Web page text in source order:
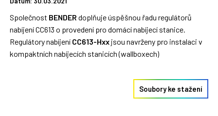
Společnost BENDER doplňuje úspěšnou řadu regulátorů
nabíjení CC613 o provedení pro domácí nabíjecí stanice.
Regulátory nabíjení CC613-Hxx jsou navrženy pro instalaci v
kompaktních nabíjecích stanicích (wallboxech)
Soubory ke stažení